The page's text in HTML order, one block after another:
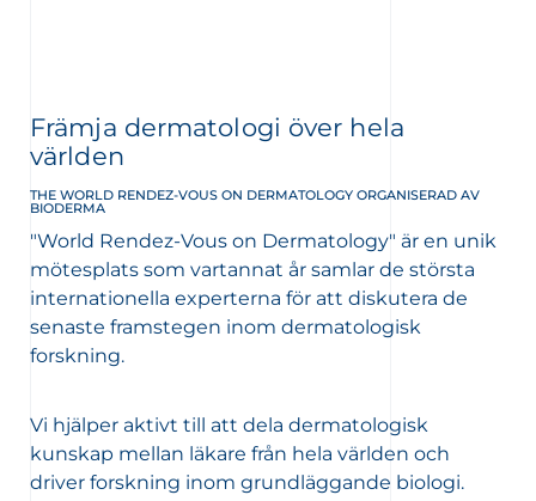
Främja dermatologi över hela
världen
THE WORLD RENDEZ-VOUS ON DERMATOLOGY ORGANISERAD AV
BIODERMA
"World Rendez-Vous on Dermatology" är en unik
mötesplats som vartannat år samlar de största
internationella experterna för att diskutera de
senaste framstegen inom dermatologisk
forskning.
Vi hjälper aktivt till att dela dermatologisk
kunskap mellan läkare från hela världen och
driver forskning inom grundläggande biologi.